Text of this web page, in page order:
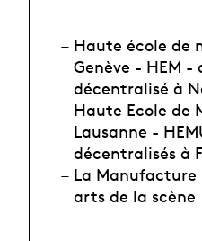
Haute école de
Genève - HEM -
décentralisé à
Haute Ecole de
Lausanne -
décentralisés à
La Manufacture
arts de la scène